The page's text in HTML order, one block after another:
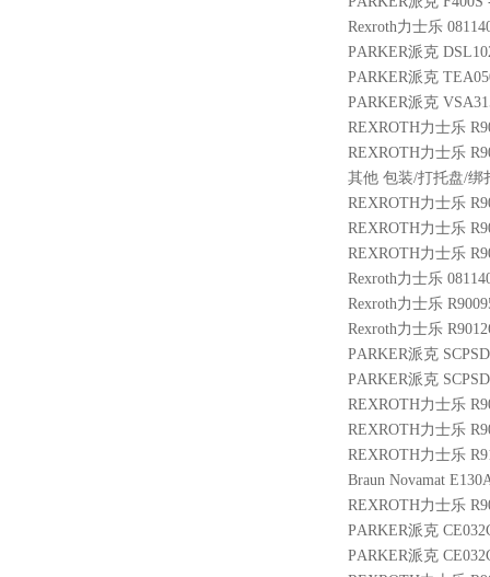
Rexroth力士乐
PARKER派克
PARKER派克
PARKER派克
REXROTH力士乐
REXROTH力士乐
其他 包装/打托盘/
REXROTH力士乐
REXROTH力士乐
REXROTH力士乐
Rexroth力士乐
Rexroth力士乐
Rexroth力士乐
PARKER派克
PARKER派克
REXROTH力士乐
REXROTH力士乐
REXROTH力士乐
Braun Novamat
REXROTH力士乐
PARKER派克
PARKER派克